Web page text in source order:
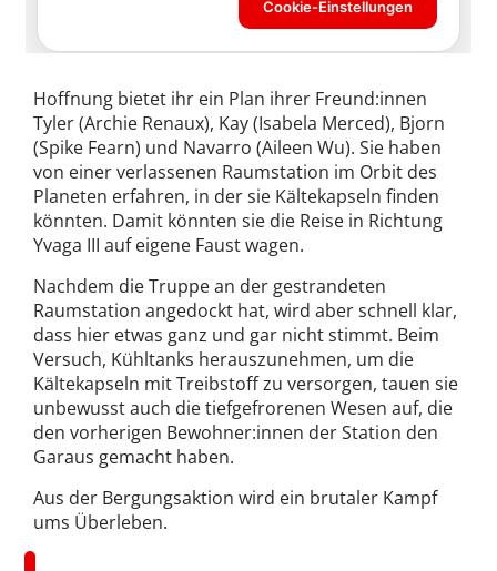
Hoffnung bietet ihr ein Plan ihrer Freund:innen
Tyler (Archie Renaux), Kay (Isabela Merced), Bjorn
(Spike Fearn) und Navarro (Aileen Wu). Sie haben
von einer verlassenen Raumstation im Orbit des
Planeten erfahren, in der sie Kältekapseln finden
könnten. Damit könnten sie die Reise in Richtung
Yvaga III auf eigene Faust wagen.
Nachdem die Truppe an der gestrandeten
Raumstation angedockt hat, wird aber schnell klar,
dass hier etwas ganz und gar nicht stimmt. Beim
Versuch, Kühltanks herauszunehmen, um die
Kältekapseln mit Treibstoff zu versorgen, tauen sie
unbewusst auch die tiefgefrorenen Wesen auf, die
den vorherigen Bewohner:innen der Station den
Garaus gemacht haben.
Aus der Bergungsaktion wird ein brutaler Kampf
ums Überleben.